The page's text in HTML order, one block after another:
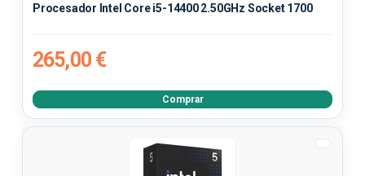
Procesador Intel Core i5-14400 2.50GHz Socket 1700
265,00 €
Comprar